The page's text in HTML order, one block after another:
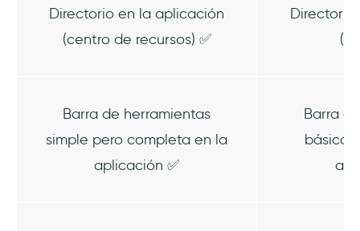
Directorio en la aplicación
(centro de recursos) ✅
Barra de herramientas
simple pero completa en la
aplicación ✅
Barra
básica,